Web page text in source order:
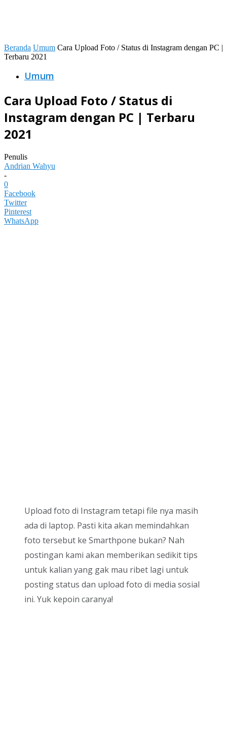
Beranda Umum Cara Upload Foto / Status di Instagram dengan PC |
Terbaru 2021
Umum
Cara Upload Foto / Status di
Instagram dengan PC | Terbaru
2021
Penulis
Andrian Wahyu
-
0
Facebook
Twitter
Pinterest
WhatsApp
Upload foto di Instagram tetapi file nya masih
ada di laptop. Pasti kita akan memindahkan
foto tersebut ke Smarthpone bukan? Nah
postingan kami akan memberikan sedikit tips
untuk kalian yang gak mau ribet lagi untuk
posting status dan upload foto di media sosial
ini. Yuk kepoin caranya!